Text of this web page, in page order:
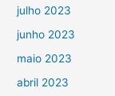
julho 2023
junho 2023
maio 2023
abril 2023